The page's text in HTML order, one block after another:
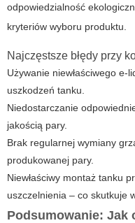
odpowiedzialność
kryteriów wyboru produktu.
Najczęstsze błędy przy
Używanie niewłaściwego
uszkodzeń tanku.
Niedostarczanie
jakością pary.
Brak regularnej wymiany
produkowanej pary.
Niewłaściwy montaż tanku
uszczelnienia – co skutkuje
Podsumowanie: Jak